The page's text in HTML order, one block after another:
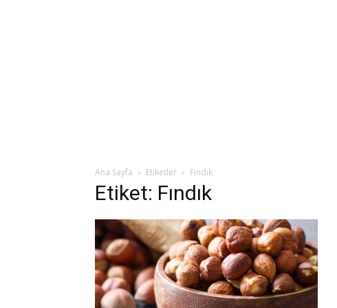
Ana Sayfa Etiketler Fındık
Etiket: Fındık